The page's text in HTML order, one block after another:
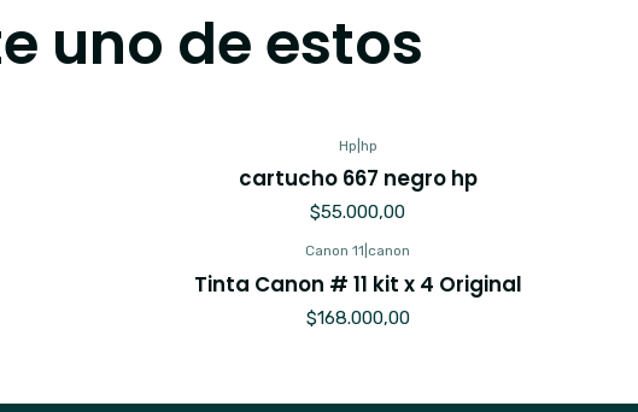
uno de estos
Hp hp
cartucho 667 negro hp
$55.000,00
Canon 11 |canon
Tinta Canon # 11 kit x 4 Original
$168.000,00